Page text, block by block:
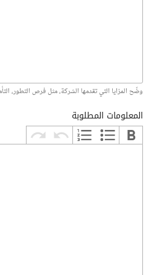
وضّح المزايا التي تقدمها الشركة، مثل فرص التطور،
المعلومات المطلوبة